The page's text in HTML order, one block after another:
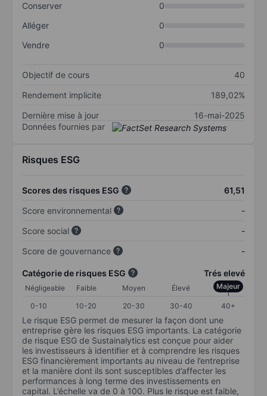
Conserver
0
Alléger
0
Vendre
0
Objectif de cours
40
Rendement implicite
189,02%
Dernière mise à jour
16-mai-2025
Données fournies par
Risques ESG
Scores des risques ESG
61,51
Score environnemental
-
Score social
-
Score de gouvernance
-
Catégorie de risques ESG Trés elevé
Négligeable Faible Moyen Élevé Majeur
0-10 10-20 20-30 30-40 40+
Le risque ESG permet de mesurer la façon dont une
entreprise gère les risques ESG importants. La catégorie
de risque ESG de Sustainalytics est conçue pour aider
les investisseurs à identifier et à comprendre les risques
ESG financièrement importants au niveau de l’entreprise
et la manière dont ils sont susceptibles d’affecter les
performances à long terme des investissements en
capital. L’échelle va de 0 à 100. Plus le risque est faible,